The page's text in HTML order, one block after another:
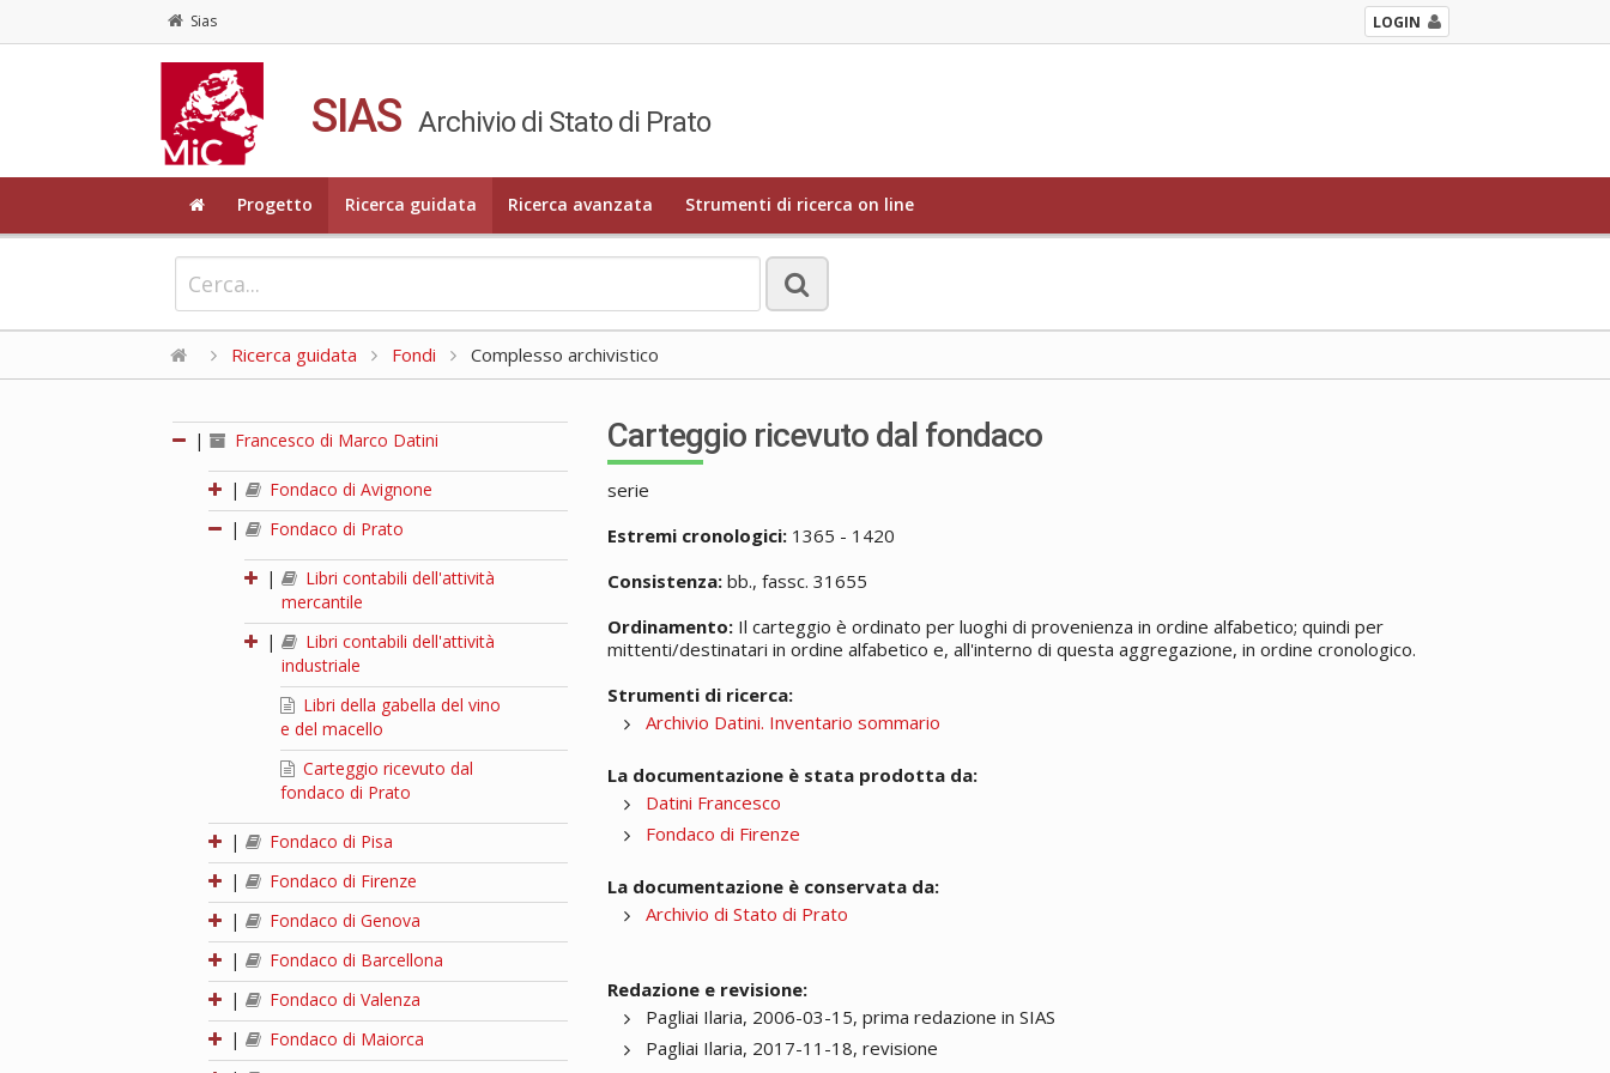
Sias LOGIN
SIAS Archivio di Stato di Prato
Progetto Ricerca guidata Ricerca avanzata Strumenti di ricerca on line
Ricerca guidata Fondi Complesso archivistico
| Francesco di Marco Datini
|
Fondaco di Avignone
|
Fondaco di Prato
|
Libri contabili dell'attività
mercantile
|
Libri contabili dell'attività
industriale
Libri della gabella del vino
e del macello
Carteggio ricevuto dal
fondaco di Prato
|
Fondaco di Pisa
|
Fondaco di Firenze
|
Fondaco di Genova
|
Fondaco di Barcellona
|
Fondaco di Valenza
|
Fondaco di Maiorca
Carteggio ricevuto dal fondaco
serie
Estremi cronologici: 1365 - 1420
Consistenza: bb., fassc. 31655
Ordinamento: Il carteggio è ordinato per luoghi di provenienza in ordine alfabetico; quindi per
mittenti/destinatari in ordine alfabetico e, all'interno di questa aggregazione, in ordine cronologico.
Strumenti di ricerca:
Archivio Datini. Inventario sommario
La documentazione è stata prodotta da:
Datini Francesco
Fondaco di Firenze
La documentazione è conservata da:
Archivio di Stato di Prato
Redazione e revisione:
Pagliai Ilaria, 2006-03-15, prima redazione in SIAS
Pagliai Ilaria, 2017-11-18, revisione